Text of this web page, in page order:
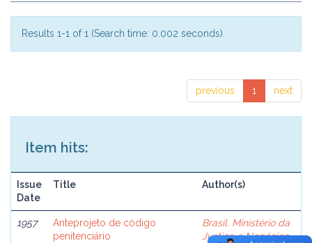
Results 1-1 of 1 (Search time: 0.002 seconds).
previous 1 next
Item hits:
Issue
Date
Title Author(s)
1957
Anteprojeto de código
penitenciário
Brasil. Ministério da
Justiça e Negócios